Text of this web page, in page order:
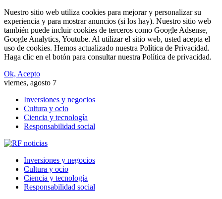
Nuestro sitio web utiliza cookies para mejorar y personalizar su
experiencia y para mostrar anuncios (si los hay). Nuestro sitio web
también puede incluir cookies de terceros como Google Adsense,
Google Analytics, Youtube. Al utilizar el sitio web, usted acepta el
uso de cookies. Hemos actualizado nuestra Política de Privacidad.
Haga clic en el botón para consultar nuestra Política de privacidad.
Ok, Acepto
viernes, agosto 7
Inversiones y negocios
Cultura y ocio
Ciencia y tecnología
Responsabilidad social
Inversiones y negocios
Cultura y ocio
Ciencia y tecnología
Responsabilidad social